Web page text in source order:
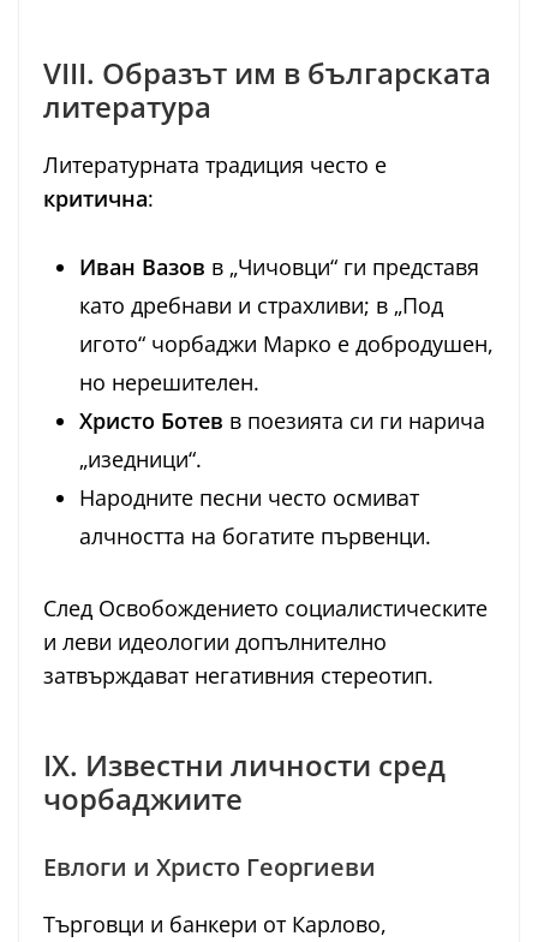
VIII. Образът им в българската
литература
Литературната традиция често е
критична:
Иван Вазов в „Чичовци“ ги представя
като дребнави и страхливи; в „Под
игото“ чорбаджи Марко е добродушен,
но нерешителен.
Христо Ботев в поезията си ги нарича
„изедници“.
Народните песни често осмиват
алчността на богатите първенци.
След Освобождението социалистическите
и леви идеологии допълнително
затвърждават негативния стереотип.
IX. Известни личности сред
чорбаджиите
Евлоги и Христо Георгиеви
Търговци и банкери от Карлово,